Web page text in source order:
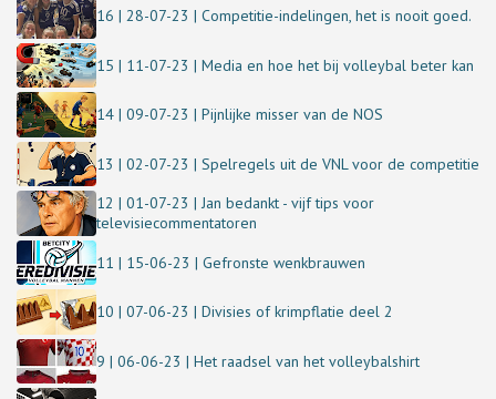
16 | 28-07-23 | Competitie-indelingen, het is nooit goed.
15 | 11-07-23 | Media en hoe het bij volleybal beter kan
14 | 09-07-23 | Pijnlijke misser van de NOS
13 | 02-07-23 | Spelregels uit de VNL voor de competitie
12 | 01-07-23 | Jan bedankt - vijf tips voor
televisiecommentatoren
11 | 15-06-23 | Gefronste wenkbrauwen
10 | 07-06-23 | Divisies of krimpflatie deel 2
9 | 06-06-23 | Het raadsel van het volleybalshirt